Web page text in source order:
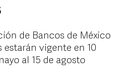
de Bancos de México
estarán vigente en 10
al 15 de agosto